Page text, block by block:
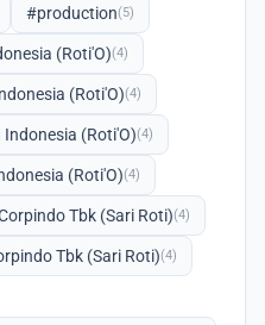
#production(5)
(Roti'O)(4)
(Roti'O)(4)
(Roti'O)(4)
(Roti'O)(4)
Tbk (Sari Roti)(4)
Tbk (Sari Roti)(4)